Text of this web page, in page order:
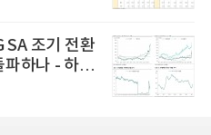
SA 조기 전환
하나 - 하나